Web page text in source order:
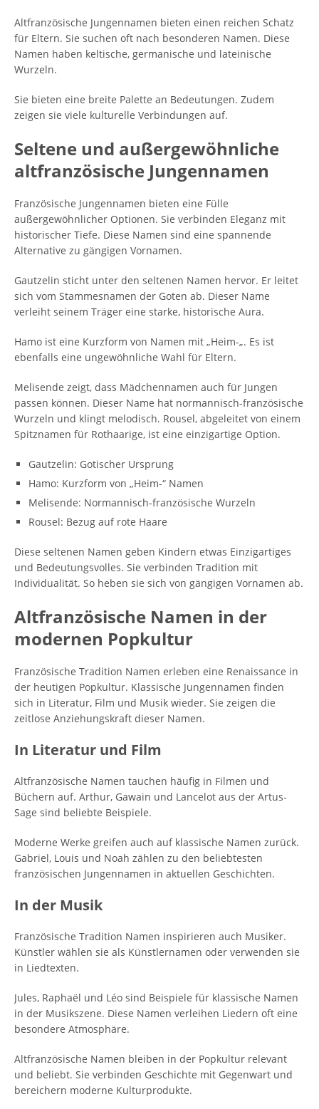
Altfranzösische Jungennamen bieten einen reichen Schatz
für Eltern. Sie suchen oft nach besonderen Namen. Diese
Namen haben keltische, germanische und lateinische
Wurzeln.
Sie bieten eine breite Palette an Bedeutungen. Zudem
zeigen sie viele kulturelle Verbindungen auf.
Seltene und außergewöhnliche
altfranzösische Jungennamen
Französische Jungennamen bieten eine Fülle
außergewöhnlicher Optionen. Sie verbinden Eleganz mit
historischer Tiefe. Diese Namen sind eine spannende
Alternative zu gängigen Vornamen.
Gautzelin sticht unter den seltenen Namen hervor. Er leitet
sich vom Stammesnamen der Goten ab. Dieser Name
verleiht seinem Träger eine starke, historische Aura.
Hamo ist eine Kurzform von Namen mit „Heim-„. Es ist
ebenfalls eine ungewöhnliche Wahl für Eltern.
Melisende zeigt, dass Mädchennamen auch für Jungen
passen können. Dieser Name hat normannisch-französische
Wurzeln und klingt melodisch. Rousel, abgeleitet von einem
Spitznamen für Rothaarige, ist eine einzigartige Option.
Gautzelin: Gotischer Ursprung
Hamo: Kurzform von „Heim-“ Namen
Melisende: Normannisch-französische Wurzeln
Rousel: Bezug auf rote Haare
Diese seltenen Namen geben Kindern etwas Einzigartiges
und Bedeutungsvolles. Sie verbinden Tradition mit
Individualität. So heben sie sich von gängigen Vornamen ab.
Altfranzösische Namen in der
modernen Popkultur
Französische Tradition Namen erleben eine Renaissance in
der heutigen Popkultur. Klassische Jungennamen finden
sich in Literatur, Film und Musik wieder. Sie zeigen die
zeitlose Anziehungskraft dieser Namen.
In Literatur und Film
Altfranzösische Namen tauchen häufig in Filmen und
Büchern auf. Arthur, Gawain und Lancelot aus der Artus-
Sage sind beliebte Beispiele.
Moderne Werke greifen auch auf klassische Namen zurück.
Gabriel, Louis und Noah zählen zu den beliebtesten
französischen Jungennamen in aktuellen Geschichten.
In der Musik
Französische Tradition Namen inspirieren auch Musiker.
Künstler wählen sie als Künstlernamen oder verwenden sie
in Liedtexten.
Jules, Raphaël und Léo sind Beispiele für klassische Namen
in der Musikszene. Diese Namen verleihen Liedern oft eine
besondere Atmosphäre.
Altfranzösische Namen bleiben in der Popkultur relevant
und beliebt. Sie verbinden Geschichte mit Gegenwart und
bereichern moderne Kulturprodukte.